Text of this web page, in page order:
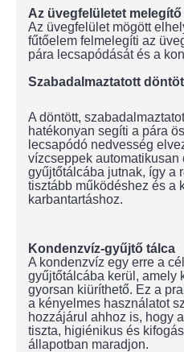
Az üvegfelületet
Az üvegfelület mögött
fűtőelem felmelegíti az
pára lecsapódását és a
Szabadalmaztatott
A döntött,
hatékonyan segíti a pára
lecsapódó nedvesség
vízcseppek automatikusan
gyűjtőtálcába jutnak, így a
tisztább működéshez és a
karbantartáshoz.
Kondenzvíz-gyűjtő tálca
A kondenzvíz egy erre a
gyűjtőtálcába kerül, amely
gyorsan kiüríthető. Ez a
a kényelmes használatot
hozzájárul ahhoz is, hogy
tiszta, higiénikus és
állapotban maradjon.